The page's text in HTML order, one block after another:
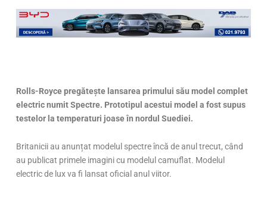
Rolls-Royce pregătește lansarea primului său model complet
electric numit Spectre. Prototipul acestui model a fost supus
testelor la temperaturi joase în nordul Suediei.
Britanicii au anunțat modelul spectre încă de anul trecut, când
au publicat primele imagini cu modelul camuflat. Modelul
electric de lux va fi lansat oficial anul viitor.